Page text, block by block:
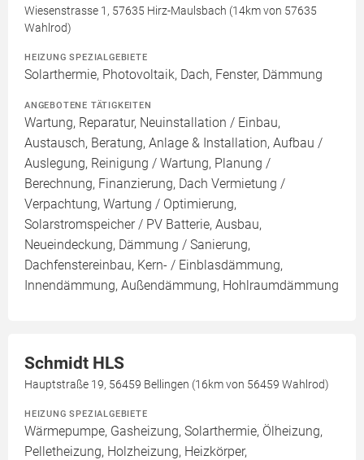
Wiesenstrasse 1, 57635 Hirz-Maulsbach (14km von 57635
Wahlrod)
HEIZUNG SPEZIALGEBIETE
Solarthermie, Photovoltaik, Dach, Fenster, Dämmung
ANGEBOTENE TÄTIGKEITEN
Wartung, Reparatur, Neuinstallation / Einbau,
Austausch, Beratung, Anlage & Installation, Aufbau /
Auslegung, Reinigung / Wartung, Planung /
Berechnung, Finanzierung, Dach Vermietung /
Verpachtung, Wartung / Optimierung,
Solarstromspeicher / PV Batterie, Ausbau,
Neueindeckung, Dämmung / Sanierung,
Dachfenstereinbau, Kern- / Einblasdämmung,
Innendämmung, Außendämmung, Hohlraumdämmung
Schmidt HLS
Hauptstraße 19, 56459 Bellingen (16km von 56459 Wahlrod)
HEIZUNG SPEZIALGEBIETE
Wärmepumpe, Gasheizung, Solarthermie, Ölheizung,
Pelletheizung, Holzheizung, Heizkörper,